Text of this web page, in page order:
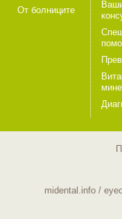
От болниците
midental.info/